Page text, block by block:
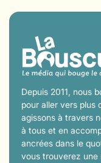
Depuis 2011, nous
pour aller vers plus
agissons à travers
à tous et en
ancrées dans le
vous trouverez